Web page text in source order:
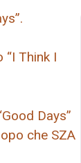
Think I
Days”
che SZA